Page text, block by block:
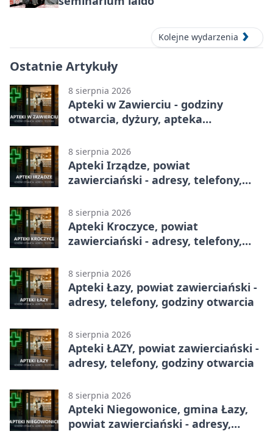
Kolejne wydarzenia
Ostatnie Artykuły
8 sierpnia 2026
Apteki w Zawierciu - godziny
otwarcia, dyżury, apteka
8 sierpnia 2026
Apteki Irządze, powiat
zawierciański - adresy, telefony,
8 sierpnia 2026
Apteki Kroczyce, powiat
zawierciański - adresy, telefony,
8 sierpnia 2026
Apteki Łazy, powiat zawierciański -
adresy, telefony, godziny otwarcia
8 sierpnia 2026
Apteki ŁAZY, powiat zawierciański -
adresy, telefony, godziny otwarcia
8 sierpnia 2026
Apteki Niegowonice, gmina Łazy,
powiat zawierciański - adresy,